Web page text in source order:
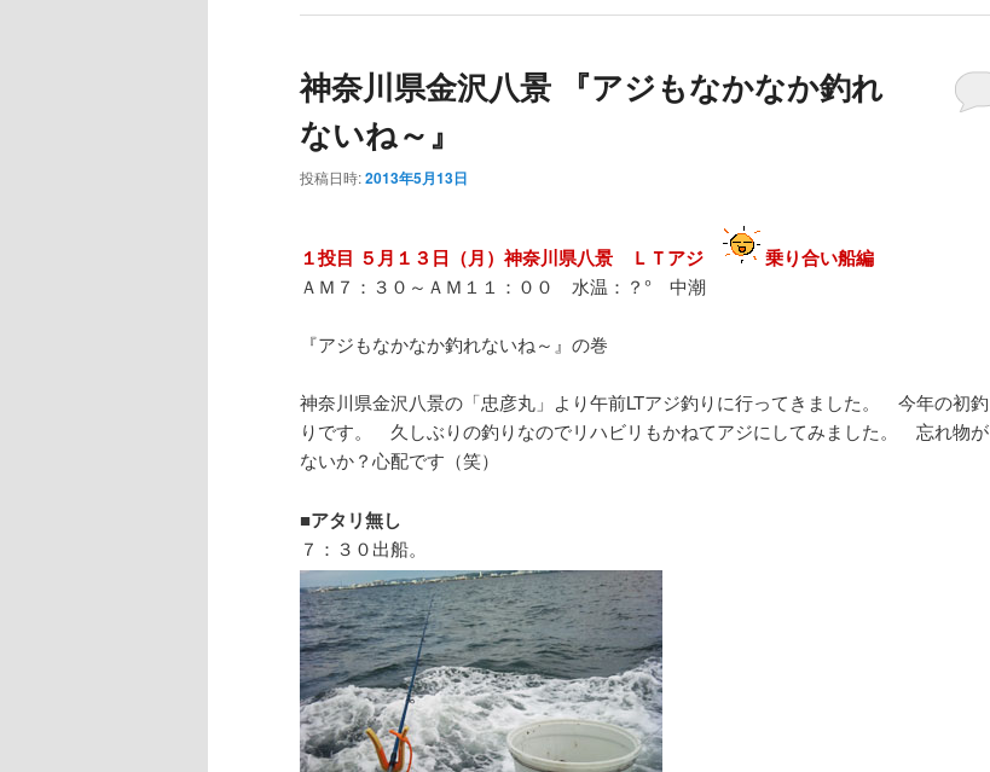
神奈川県金沢八景 『アジもなかなか釣れ
ないね～』
投稿日時:2013年5月13日
１投目 ５月１３日（月）神奈川県八景 ＬＴアジ 乗り合い船編
ＡＭ７：３０～ＡＭ１１：００ 水温：？° 中潮
『アジもなかなか釣れないね～』の巻
神奈川県金沢八景の「忠彦丸」より午前LTアジ釣りに行ってきました。 今年の初釣
りです。 久しぶりの釣りなのでリハビリもかねてアジにしてみました。 忘れ物が
ないか？心配です（笑）
■アタリ無し
７：３０出船。